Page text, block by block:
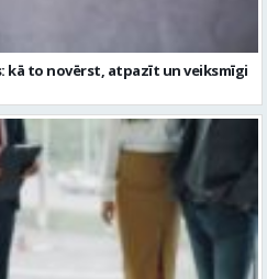
kā to novērst, atpazīt un veiksmīgi